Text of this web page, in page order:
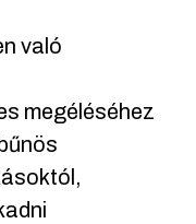
való
megéléséhez